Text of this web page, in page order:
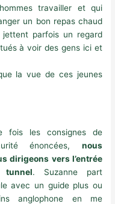
travailler et qui
un bon repas chaud
parfois un regard
à voir des gens ici et
la vue de ces jeunes
fois les consignes de
énoncées, nous
dirigeons vers l’entrée
tunnel. Suzanne part
avec un guide plus ou
anglophone en me